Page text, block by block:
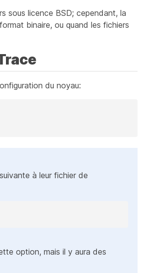
sous licence BSD; cependant, la
binaire, ou quand les fichiers
du noyau:
à leur fichier de
option, mais il y aura des